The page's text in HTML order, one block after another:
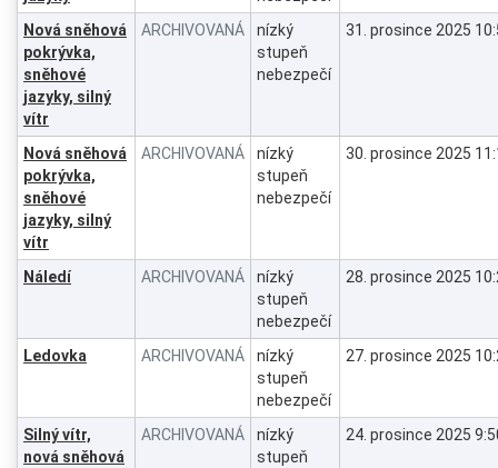
Nová sněhová
pokrývka,
sněhové
jazyky, silný
vítr
ARCHIVOVANÁ
nízký
stupeň
nebezpečí
31. prosince 2025
Nová sněhová
pokrývka,
sněhové
jazyky, silný
vítr
ARCHIVOVANÁ
nízký
stupeň
nebezpečí
30. prosince 2025
Náledí ARCHIVOVANÁ
nízký
stupeň
nebezpečí
28. prosince 2025
Ledovka ARCHIVOVANÁ
nízký
stupeň
nebezpečí
27. prosince 2025
Silný vítr,
nová sněhová
ARCHIVOVANÁ
nízký
stupeň
24. prosince 2025